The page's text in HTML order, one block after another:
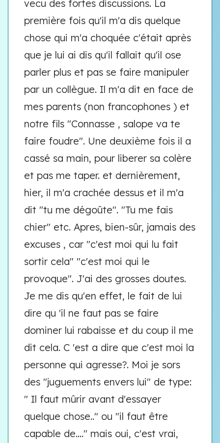
vecu des fortes discussions. La
première fois qu'il m'a dis quelque
chose qui m'a choquée c'était après
que je lui ai dis qu'il fallait qu'il ose
parler plus et pas se faire manipuler
par un collègue. Il m'a dit en face de
mes parents (non francophones ) et
notre fils "Connasse , salope va te
faire foudre". Une deuxième fois il a
cassé sa main, pour liberer sa colère
et pas me taper. et dernièrement,
hier, il m'a crachée dessus et il m'a
dit "tu me dégoûte". "Tu me fais
chier" etc. Apres, bien-sûr, jamais des
excuses , car "c'est moi qui lu fait
sortir cela" "c'est moi qui le
provoque". J'ai des grosses doutes.
Je me dis qu'en effet, le fait de lui
dire qu 'il ne faut pas se faire
dominer lui rabaisse et du coup il me
dit cela. C 'est a dire que c'est moi la
personne qui agresse?. Moi je sors
des "juguements envers lui" de type:
" Il faut mûrir avant d'essayer
quelque chose.." ou "il faut être
capable de...." mais oui, c'est vrai,